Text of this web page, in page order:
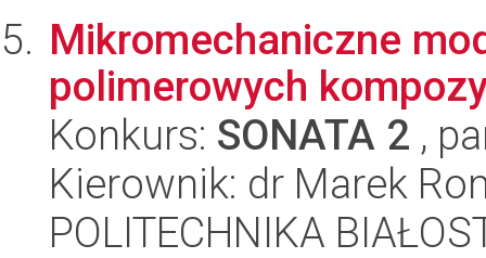
Mikromechaniczne
polimerowych
Konkurs: SONATA 2 ,
Kierownik: dr Marek
POLITECHNIKA